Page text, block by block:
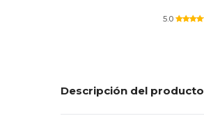
5.0
Descripción del producto